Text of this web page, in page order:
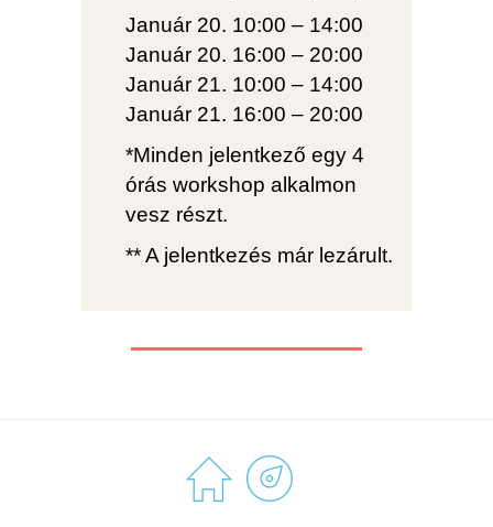
Január 20. 10:00 – 14:00
Január 20. 16:00 – 20:00
Január 21. 10:00 – 14:00
Január 21. 16:00 – 20:00
*Minden jelentkező egy 4
órás workshop alkalmon
vesz részt.
** A jelentkezés már lezárult.